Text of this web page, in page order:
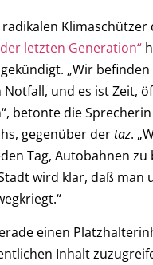
radikalen Klimaschützer
letzten Generation“
„Wir
und es ist Zeit,
betonte die
gegenüber dertaz.
Tag, Autobahnen zu
wird klar, daß man
einen
Inhalt